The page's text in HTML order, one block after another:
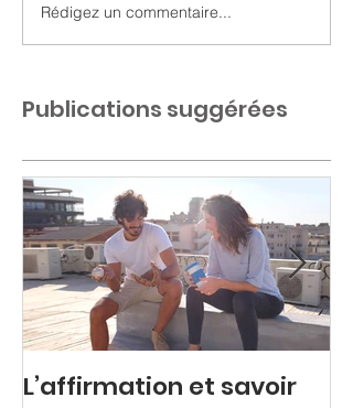
Rédigez un commentaire...
Publications suggérées
L’affirmation et savoir